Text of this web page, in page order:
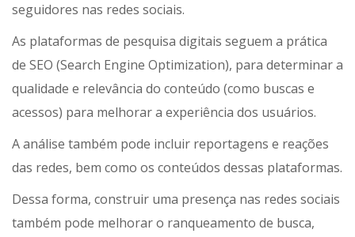
seguidores nas redes sociais.
As plataformas de pesquisa digitais seguem a prática
de SEO (Search Engine Optimization), para determinar a
qualidade e relevância do conteúdo (como buscas e
acessos) para melhorar a experiência dos usuários.
A análise também pode incluir reportagens e reações
das redes, bem como os conteúdos dessas plataformas.
Dessa forma, construir uma presença nas redes sociais
também pode melhorar o ranqueamento de busca,